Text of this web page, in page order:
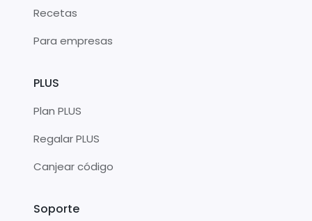
Recetas
Para empresas
PLUS
Plan PLUS
Regalar PLUS
Canjear código
Soporte